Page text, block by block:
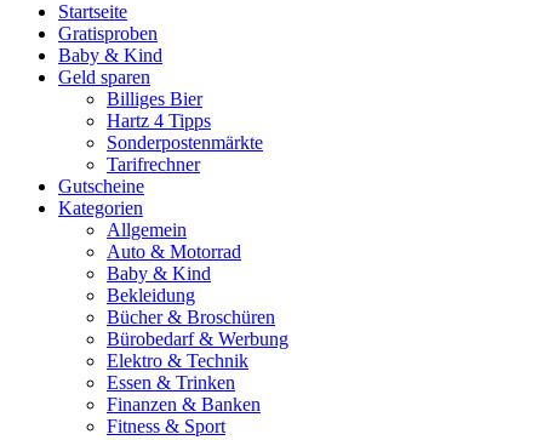
Startseite
Gratisproben
Baby & Kind
Geld sparen
Billiges Bier
Hartz 4 Tipps
Sonderpostenmärkte
Tarifrechner
Gutscheine
Kategorien
Allgemein
Auto & Motorrad
Baby & Kind
Bekleidung
Bücher & Broschüren
Bürobedarf & Werbung
Elektro & Technik
Essen & Trinken
Finanzen & Banken
Fitness & Sport